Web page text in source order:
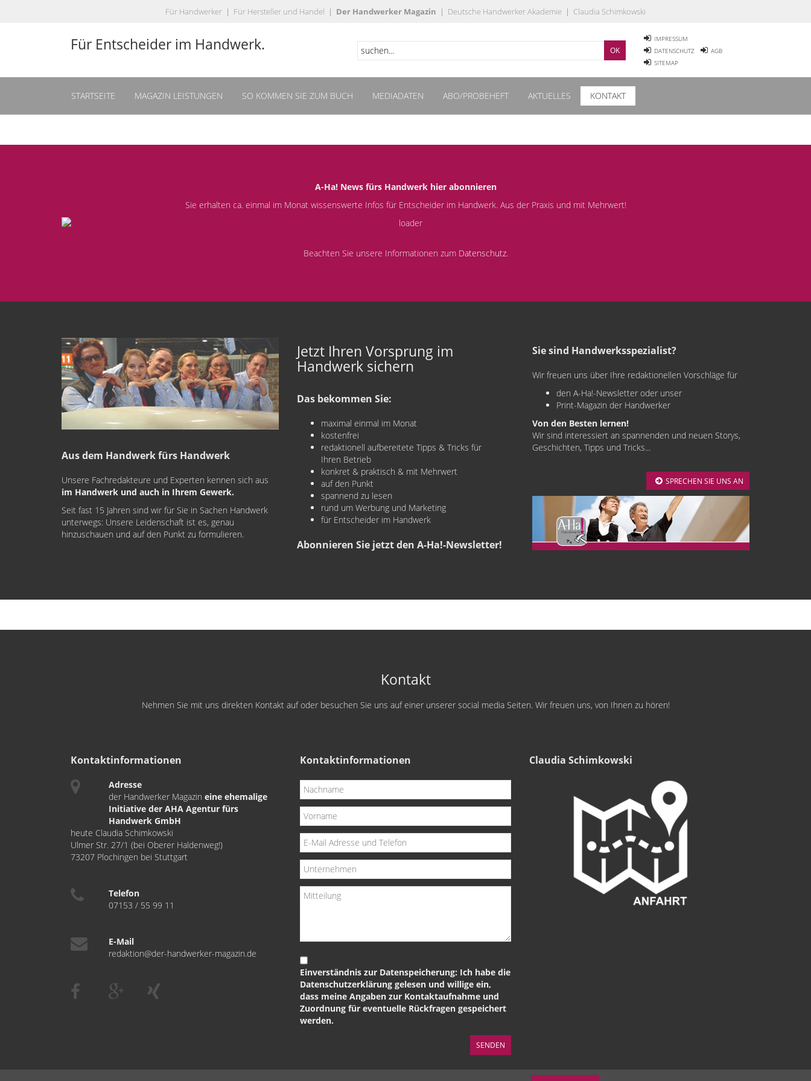
Für Handwerker | Für Hersteller und Handel | Der Handwerker Magazin | Deutsche Handwerker Akademie | Claudia Schimkowski
Für Entscheider im Handwerk.
IMPRESSUM
DATENSCHUTZ
AGB
SITEMAP
STARTSEITE MAGAZIN LEISTUNGEN SO KOMMEN SIE ZUM BUCH MEDIADATEN ABO/PROBEHEFT AKTUELLES KONTAKT
A-Ha! News fürs Handwerk hier abonnieren
Sie erhalten ca. einmal im Monat wissenswerte Infos für Entscheider im Handwerk. Aus der Praxis und mit Mehrwert!
Beachten Sie unsere Informationen zum Datenschutz.
Aus dem Handwerk fürs Handwerk
Unsere Fachredakteure und Experten kennen sich aus
im Handwerk und auch in Ihrem Gewerk.
Seit fast 15 Jahren sind wir für Sie in Sachen Handwerk
unterwegs: Unsere Leidenschaft ist es, genau
hinzuschauen und auf den Punkt zu formulieren.
Jetzt Ihren Vorsprung im
Handwerk sichern
Das bekommen Sie:
maximal einmal im Monat
kostenfrei
redaktionell aufbereitete Tipps & Tricks für
Ihren Betrieb
konkret & praktisch & mit Mehrwert
auf den Punkt
spannend zu lesen
rund um Werbung und Marketing
für Entscheider im Handwerk
Abonnieren Sie jetzt den A-Ha!-Newsletter!
Sie sind Handwerksspezialist?
Wir freuen uns über Ihre redaktionellen Vorschläge für
den A-Ha!-Newsletter oder unser
Print-Magazin der Handwerker
Von den Besten lernen!
Wir sind interessiert an spannenden und neuen Storys,
Geschichten, Tipps und Tricks...
SPRECHEN SIE UNS AN
Kontakt
Nehmen Sie mit uns direkten Kontakt auf oder besuchen Sie uns auf einer unserer social media Seiten. Wir freuen uns, von Ihnen zu hören!
Kontaktinformationen
Adresse
der Handwerker Magazineine ehemalige
Initiative der AHA Agentur fürs
Handwerk GmbH
heute Claudia Schimkowski
Ulmer Str. 27/1 (bei Oberer Haldenweg!)
73207 Plochingen bei Stuttgart
Telefon
07153 / 55 99 11
E-Mail
redaktion@der-handwerker-magazin.de
Kontaktinformationen
Einverständnis zur Datenspeicherung: Ich habe die
Datenschutzerklärung gelesen und willige ein,
dass meine Angaben zur Kontaktaufnahme und
Zuordnung für eventuelle Rückfragen gespeichert
werden.
Claudia Schimkowski